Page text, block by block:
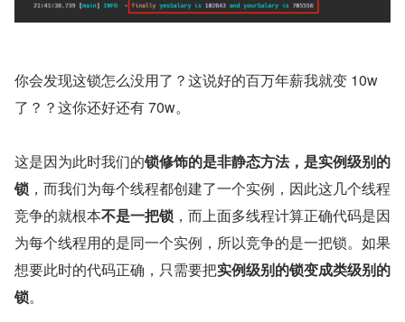
你会发现这锁怎么没用了？这说好的百万年薪我就变 10w
了？？这你还好还有 70w。
这是因为此时我们的锁修饰的是非静态方法，是实例级别的
锁 ，而我们为每个线程都创建了一个实例，因此这几个线程
竞争的就根本不是一把锁 ，而上面多线程计算正确代码是因
为每个线程用的是同一个实例，所以竞争的是一把锁。如果
想要此时的代码正确，只需要把实例级别的锁变成类级别的
锁。